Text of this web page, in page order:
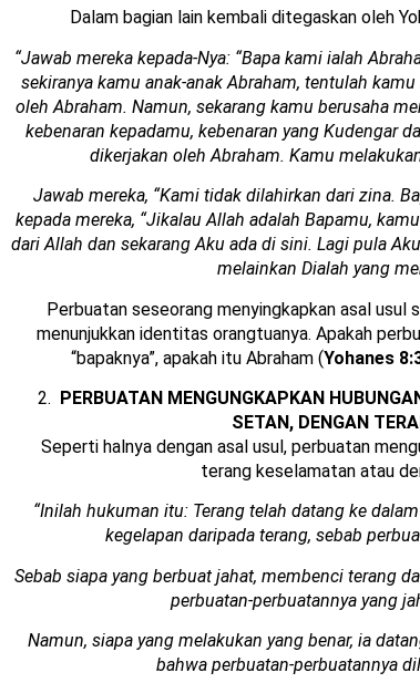
Dalam bagian lain kembali ditegaskan oleh
“Jawab mereka kepada-Nya: “Bapa kami ialah
sekiranya kamu anak-anak Abraham, tentulah
oleh Abraham. Namun, sekarang kamu berusaha
kebenaran kepadamu, kebenaran yang Kudengar
dikerjakan oleh Abraham. Kamu
Jawab mereka, “Kami tidak dilahirkan dari zina.
kepada mereka, “Jikalau Allah adalah Bapamu,
dari Allah dan sekarang Aku ada di sini. Lagi pula
melainkan Dialah yang
Perbuatan seseorang menyingkapkan asal usul
menunjukkan identitas orangtuanya. Apakah
“bapaknya”, apakah itu Abraham (Yohanes
PERBUATAN MENGUNGKAPKAN
SETAN, DENGAN
Seperti halnya dengan asal usul, perbuatan
terang keselamatan atau
“Inilah hukuman itu: Terang telah datang ke
kegelapan daripada terang, sebab
Sebab siapa yang berbuat jahat, membenci terang
perbuatan-perbuatannya yang
Namun, siapa yang melakukan yang benar, ia
bahwa perbuatan-perbuatannya